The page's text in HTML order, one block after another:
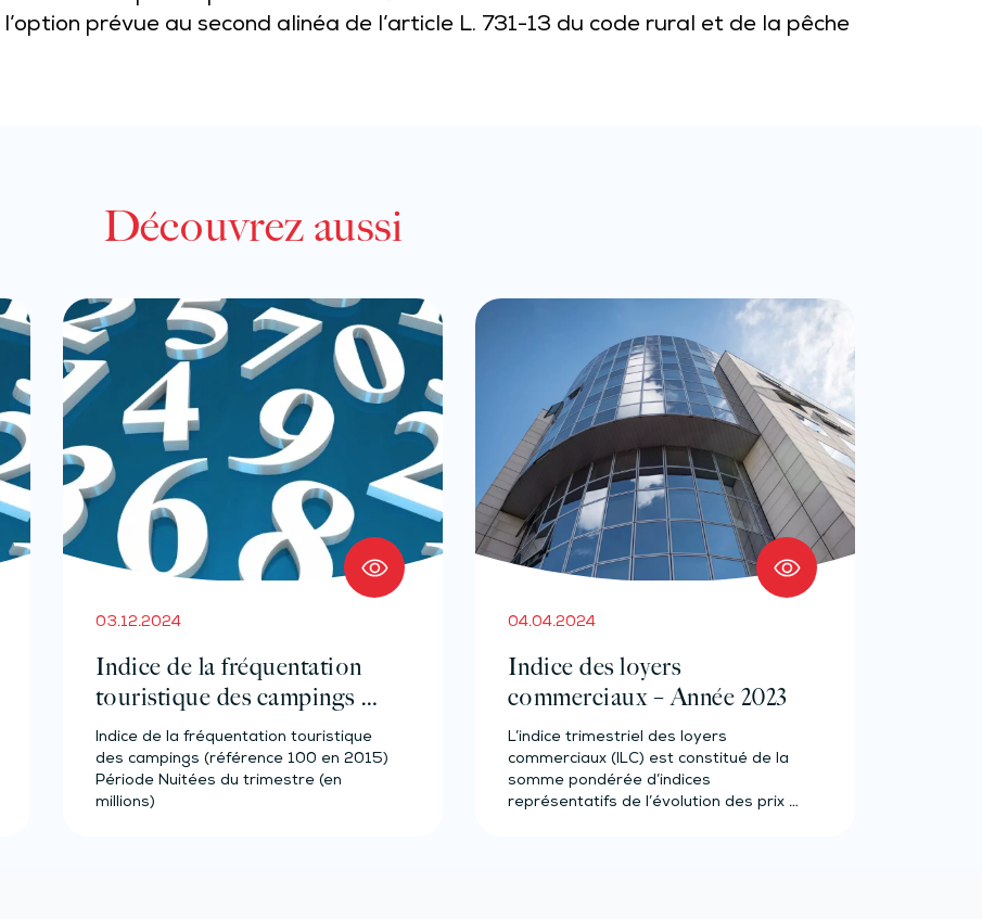
prévue au second alinéa de l’article L. 731-13 du code rural et de la pêche
Découvrez aussi
03.12.2024
Indice de la fréquentation
touristique des campings –
Année 2023
Indice de la fréquentation touristique
des campings (référence 100 en 2015)
Période Nuitées du trimestre (en
millions)
04.04.2024
Indice des loyers
commerciaux – Année 2023
L’indice trimestriel des loyers
commerciaux (ILC) est constitué de la
somme pondérée d’indices
représentatifs de l’évolution des prix à